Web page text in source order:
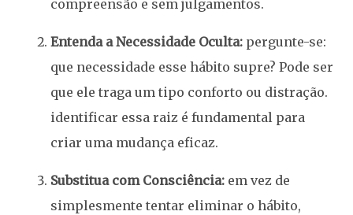
compreensão e sem julgamentos.
Entenda a Necessidade Oculta: pergunte-se:
que necessidade esse hábito supre? Pode ser
que ele traga um tipo conforto ou distração.
identificar essa raiz é fundamental para
criar uma mudança eficaz.
Substitua com Consciência: em vez de
simplesmente tentar eliminar o hábito,